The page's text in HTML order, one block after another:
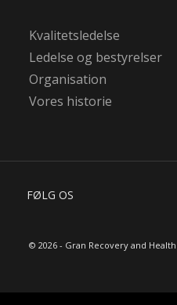
Kvalitetsledelse
Ledelse og bestyrelser
Organisation
Vores historie
FØLG OS
© 2026 - Gran Recovery and Health